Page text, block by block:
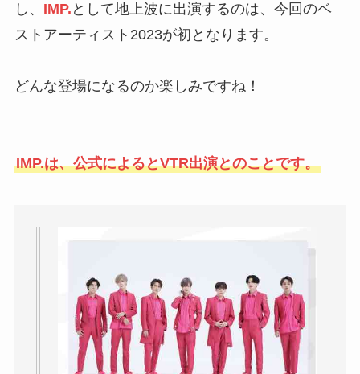
し、 IMP. として地上波に出演するのは、今回のベ
ストアーティスト2023が初となります。
どんな登場になるのか楽しみですね！
IMP.は、公式によるとVTR出演とのことです。